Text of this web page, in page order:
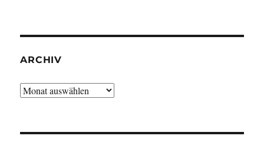
ARCHIV
Archiv